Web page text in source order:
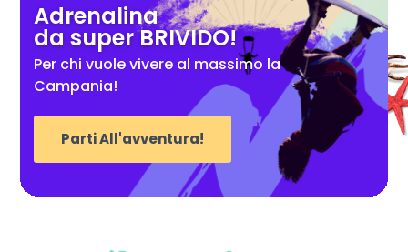
Adrenalina
da super BRIVIDO!
Per chi vuole vivere al massimo la
Campania!
Parti All'avventura!